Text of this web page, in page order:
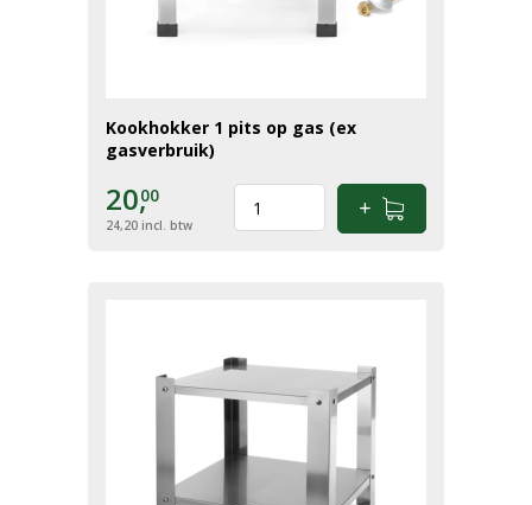
Kookhokker 1 pits op gas (ex
gasverbruik)
20,00
24,20 incl. btw